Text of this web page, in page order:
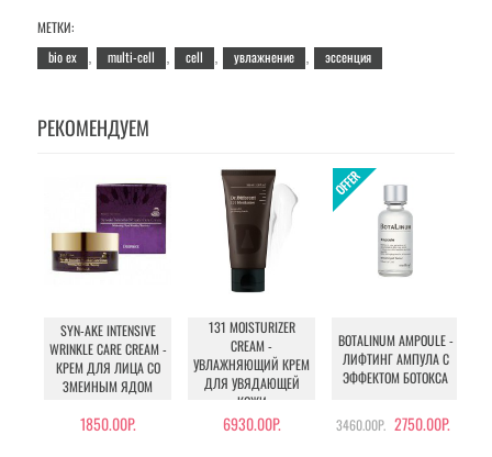
МЕТКИ:
bio ex
multi-cell cell увлажнение эссенция
РЕКОМЕНДУЕМ
SYN-AKE INTENSIVE
WRINKLE CARE CREAM -
КРЕМ ДЛЯ ЛИЦА СО
ЗМЕИНЫМ ЯДОМ
1850.00Р.
131 MOISTURIZER
CREAM -
УВЛАЖНЯЮЩИЙ КРЕМ
ДЛЯ УВЯДАЮЩЕЙ
КОЖИ
6930.00Р.
BOTALINUM AMPOULE -
ЛИФТИНГ АМПУЛА С
ЭФФЕКТОМ БОТОКСА
3460.00Р. 2750.00Р.